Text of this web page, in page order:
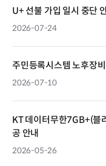
U+ 선불 가입 일시 중단
2026-07-24
주민등록시스템 노후장
2026-07-10
KT 데이터무한7GB+(블
공 안내
2026-05-26